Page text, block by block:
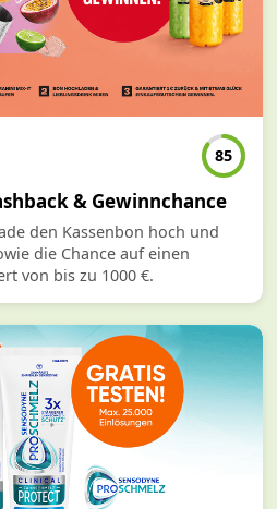
85
& Gewinnchance
den Kassenbon hoch und
die Chance auf einen
von bis zu 1000 €.